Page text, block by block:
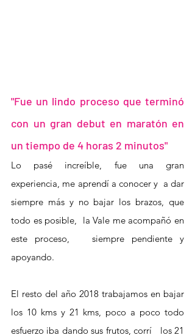
"Fue un lindo proceso que terminó
con un gran debut en maratón en
un tiempo de 4 horas 2 minutos"
Lo pasé increíble, fue una gran
experiencia, me aprendí a conocer y  a dar
siempre más y no bajar los brazos, que
todo es posible,  la Vale me acompañó en
este proceso,   siempre pendiente y
apoyando.
El resto del año 2018 trabajamos en bajar
los 10 kms y 21 kms, poco a poco todo
esfuerzo iba dando sus frutos, corrí   los 21